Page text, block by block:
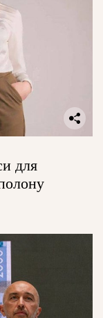
для